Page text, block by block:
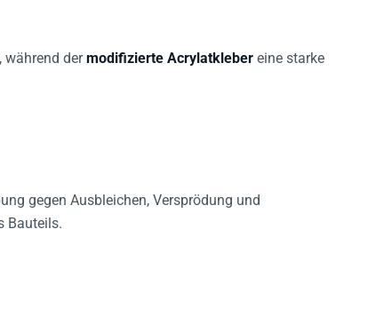
dermodifizierte Acrylatkleber eine starke
gegen Ausbleichen, Versprödung und
Bauteils.